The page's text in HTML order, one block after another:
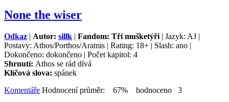
None the wiser
Odkaz | Autor: sillk | Fandom: Tři mušketýři | Jazyk: AJ |
Postavy: Athos/Porthos/Aramis | Rating: 18+ | Slash: ano |
Dokončeno: dokončeno | Počet kapitol: 4
Shrnutí: Athos se rád dívá
Klíčová slova: spánek
Komentáře Hodnocení průměr: 67% hodnoceno 3